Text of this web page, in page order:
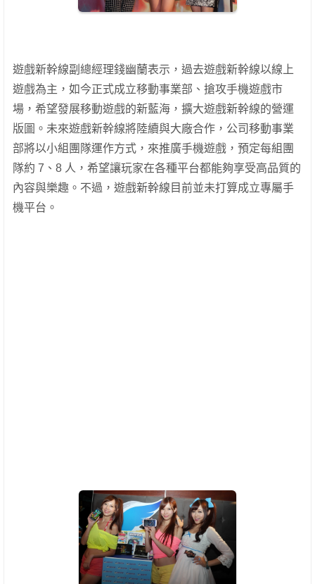
遊戲新幹線副總經理錢幽蘭表示，過去遊戲新幹線以線上
遊戲為主，如今正式成立移動事業部、搶攻手機遊戲市
場，希望發展移動遊戲的新藍海，擴大遊戲新幹線的營運
版圖。未來遊戲新幹線將陸續與大廠合作，公司移動事業
部將以小組團隊運作方式，來推廣手機遊戲，預定每組團
隊約 7、8 人，希望讓玩家在各種平台都能夠享受高品質的
內容與樂趣。不過，遊戲新幹線目前並未打算成立專屬手
機平台。